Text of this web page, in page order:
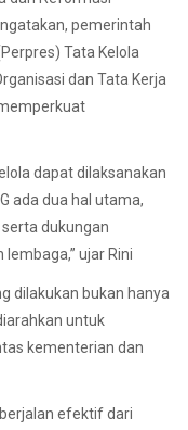
pemerintah
Tata Kelola
dan Tata Kerja
dapat dilaksanakan
ada dua hal utama,
dukungan
ujar Rini
dilakukan bukan hanya
untuk
kementerian dan
efektif dari